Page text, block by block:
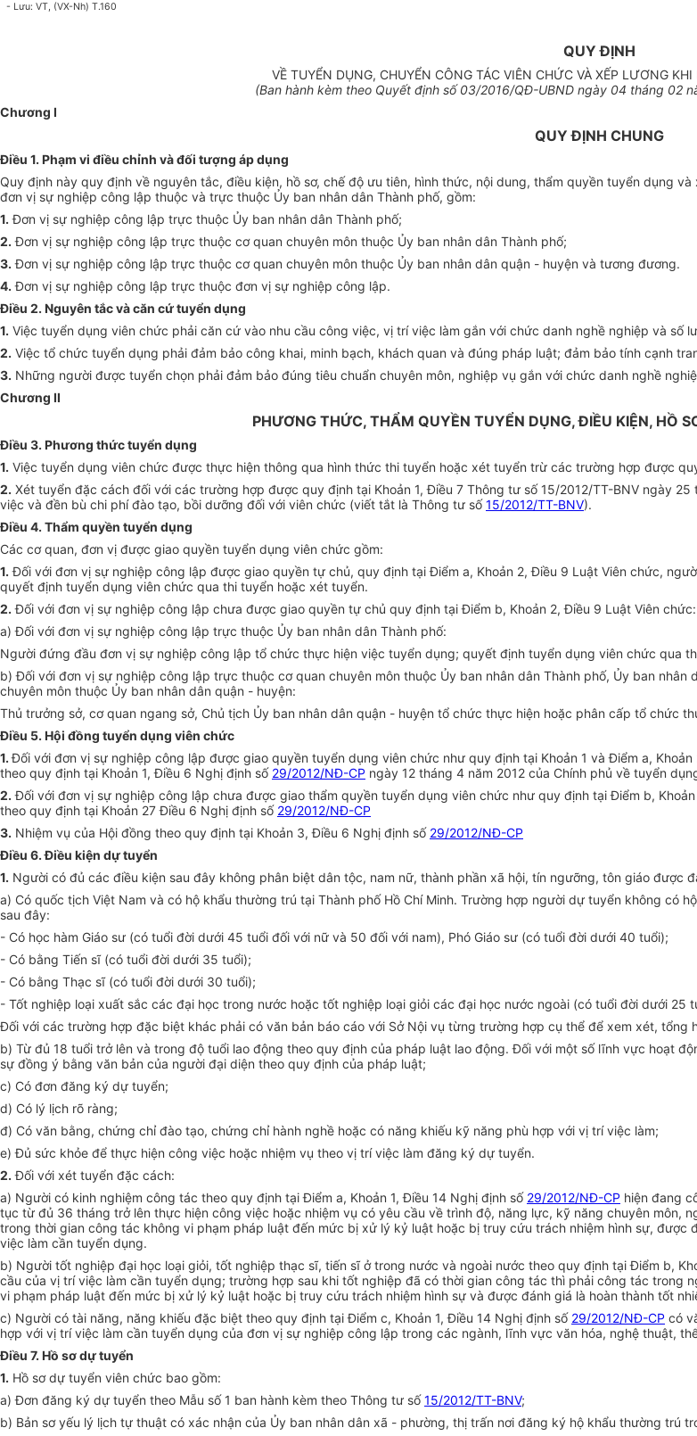
- Lưu: VT, (VX-Nh) T.160
QUY ĐỊNH
VỀ TUYỂN DỤNG, CHUYỂN CÔNG TÁC VIÊN CHỨC VÀ XẾP LƯƠNG
(Ban hành kèm theo Quyết định số 03/2016/QĐ-UBND ngày 04 tháng 02
Chương I
QUY ĐỊNH CHUNG
Điều 1. Phạm vi điều chỉnh và đối tượng áp dụng
Quy định này quy định về nguyên tắc, điều kiện, hồ sơ, chế độ ưu tiên, hình thức, nội dung, thẩm quyền tuyển dụng
đơn vị sự nghiệp công lập thuộc và trực thuộc Ủy ban nhân dân Thành phố, gồm:
1. Đơn vị sự nghiệp công lập trực thuộc Ủy ban nhân dân Thành phố;
2. Đơn vị sự nghiệp công lập trực thuộc cơ quan chuyên môn thuộc Ủy ban nhân dân Thành phố;
3. Đơn vị sự nghiệp công lập trực thuộc cơ quan chuyên môn thuộc Ủy ban nhân dân quận - huyện và tương đương.
4. Đơn vị sự nghiệp công lập trực thuộc đơn vị sự nghiệp công lập.
Điều 2. Nguyên tắc và căn cứ tuyển dụng
1. Việc tuyển dụng viên chức phải căn cứ vào nhu cầu công việc, vị trí việc làm gắn với chức danh nghề nghiệp và số
2. Việc tổ chức tuyển dụng phải đảm bảo công khai, minh bạch, khách quan và đúng pháp luật; đảm bảo tính cạnh
3. Những người được tuyển chọn phải đảm bảo đúng tiêu chuẩn chuyên môn, nghiệp vụ gắn với chức danh nghề
Chương II
PHƯƠNG THỨC, THẨM QUYỀN TUYỂN DỤNG, ĐIỀU KIỆN, HỒ
Điều 3. Phương thức tuyển dụng
1. Việc tuyển dụng viên chức được thực hiện thông qua hình thức thi tuyển hoặc xét tuyển trừ các trường hợp được
2. Xét tuyển đặc cách đối với các trường hợp được quy định tại Khoản 1, Điều 7 Thông tư số 15/2012/TT-BNV ngày 25
việc và đền bù chi phí đào tạo, bồi dưỡng đối với viên chức (viết tắt là Thông tư số15/2012/TT-BNV).
Điều 4. Thẩm quyền tuyển dụng
Các cơ quan, đơn vị được giao quyền tuyển dụng viên chức gồm:
1. Đối với đơn vị sự nghiệp công lập được giao quyền tự chủ, quy định tạiĐiểm a, Khoản 2, Điều 9 Luật Viên chức,
quyết định tuyển dụng viên chức qua thi tuyển hoặc xét tuyển.
2. Đối với đơn vị sự nghiệp công lập chưa được giao quyền tự chủ quy định tại Điểm b, Khoản 2, Điều 9 Luật Viên chức:
a) Đối với đơn vị sự nghiệp công lập trực thuộc Ủy ban nhân dân Thành phố:
Người đứng đầu đơn vị sự nghiệp công lập tổ chức thực hiện việc tuyển dụng; quyết định tuyển dụng viên chức qua
b) Đối với đơn vị sự nghiệp công lập trực thuộc cơ quan chuyên môn thuộc Ủy ban nhân dân Thành phố, Ủy ban nhân
chuyên môn thuộc Ủy ban nhân dân quận - huyện:
Thủ trưởng sở, cơ quan ngang sở, Chủ tịch Ủy ban nhân dân quận - huyện tổ chức thực hiện hoặc phân cấp tổ chức
Điều 5. Hội đồng tuyển dụng viên chức
1.Đối với đơn vị sự nghiệp công lập được giao quyền tuyển dụng viên chức như quy định tại Khoản 1 và Điểm a,
theo quy định tại Khoản 1, Điều 6 Nghị định số 29/2012/NĐ-CP ngày 12 tháng 4 năm 2012 của Chính phủ về tuyển
2. Đối với đơn vị sự nghiệp công lập chưa được giao thẩm quyền tuyển dụng viên chức như quy định tại Điểm b,
theo quy định tại Khoản 27 Điều 6 Nghị định số 29/2012/NĐ-CP
3. Nhiệm vụ của Hội đồng theo quy định tại Khoản 3, Điều 6 Nghị định số 29/2012/NĐ-CP
Điều 6. Điều kiện dự tuyển
1. Người có đủ các điều kiện sau đây không phân biệt dân tộc, nam nữ, thành phần xã hội, tín ngưỡng, tôn giáo được
a) Có quốc tịch Việt Nam và có hộ khẩu thường trú tại Thành phố Hồ Chí Minh. Trường hợp người dự tuyển không có
sau đây:
- Có học hàm Giáo sư (có tuổi đời dưới 45 tuổi đối với nữ và 50 đối với nam), Phó Giáo sư (có tuổi đời dưới 40 tuổi);
- Có bằng Tiến sĩ (có tuổi đời dưới 35 tuổi);
- Có bằng Thạc sĩ (có tuổi đời dưới 30 tuổi);
- Tốt nghiệp loại xuất sắc các đại học trong nước hoặc tốt nghiệp loại giỏi các đại học nước ngoài (có tuổi đời dưới 25
Đối với các trường hợp đặc biệt khác phải có văn bản báo cáo với Sở Nội vụ từng trường hợp cụ thể để xem xét, tổng
b) Từ đủ 18 tuổi trở lên và trong độ tuổi lao động theo quy định của pháp luật lao động. Đối với một số lĩnh vực hoạt
sự đồng ý bằng văn bản của người đại diện theo quy định của pháp luật;
c) Có đơn đăng ký dự tuyển;
d) Có lý lịch rõ ràng;
đ) Có văn bằng, chứng chỉ đào tạo, chứng chỉ hành nghề hoặc có năng khiếu kỹ năng phù hợp với vị trí việc làm;
e) Đủ sức khỏe để thực hiện công việc hoặc nhiệm vụ theo vị trí việc làm đăng ký dự tuyển.
2. Đối với xét tuyển đặc cách:
a) Người có kinh nghiệm công tác theo quy định tại Điểm a, Khoản 1, Điều 14 Nghị định số 29/2012/NĐ-CP hiện đang
tục từ đủ 36 tháng trở lên thực hiện công việc hoặc nhiệm vụ có yêu cầu về trình độ, năng lực, kỹ năng chuyên môn,
trong thời gian công tác không vi phạm pháp luật đến mức bị xử lý kỷ luật hoặc bị truy cứu trách nhiệm hình sự,
việc làm cần tuyển dụng.
b) Người tốt nghiệp đại học loại giỏi, tốt nghiệp thạc sĩ, tiến sĩ ở trong nước và ngoài nước theo quy định tạiĐiểm b,
cầu của vị trí việc làm cần tuyển dụng; trường hợp sau khi tốt nghiệp đã có thời gian công tác thì phải công tác trong
vi phạm pháp luật đến mức bị xử lý kỷ luật hoặc bị truy cứu trách nhiệm hình sự và được đánh giá là hoàn thành tốt
c) Người có tài năng, năng khiếu đặc biệt theo quy định tại Điểm c, Khoản 1, Điều 14 Nghị định số 29/2012/NĐ-CP có
hợp với vị trí việc làm cần tuyển dụng của đơn vị sự nghiệp công lập trong các ngành, lĩnh vực văn hóa, nghệ thuật,
Điều 7. Hồ sơ dự tuyển
1. Hồ sơ dự tuyển viên chức bao gồm:
a) Đơn đăng ký dự tuyển theo Mẫu số 1 ban hành kèm theo Thông tư số15/2012/TT-BNV;
b) Bản sơ yếu lý lịch tự thuật có xác nhận của Ủy ban nhân dân xã - phường, thị trấn nơi đăng ký hộ khẩu thường trú